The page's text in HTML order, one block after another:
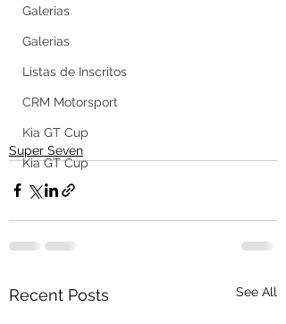
Galerias
Galerias
Listas de Inscritos
CRM Motorsport
Kia GT Cup
Kia GT Cup
Super Seven
Recent Posts See All